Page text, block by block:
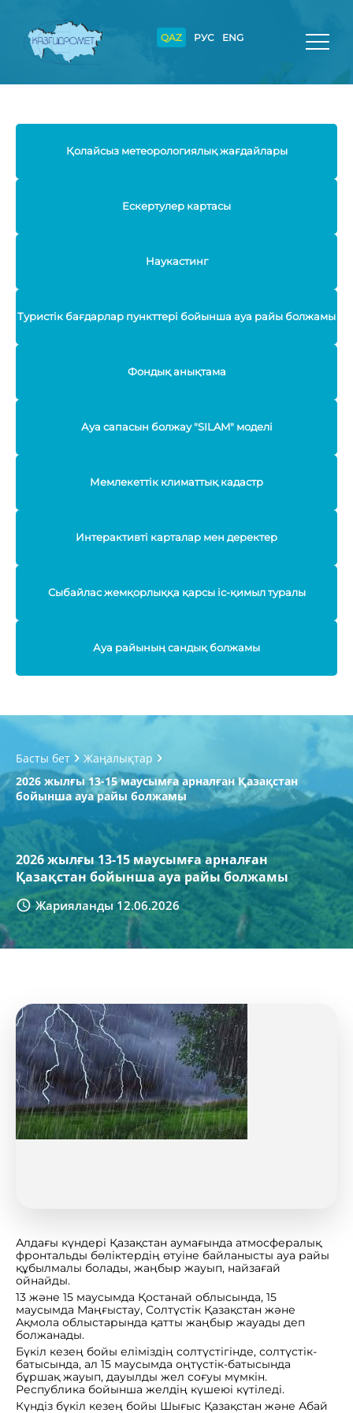
QAZ РУС ENG
Қолайсыз метеорологиялық жағдайлары
Ескертулер картасы
Наукастинг
Туристік бағдарлар пункттері бойынша ауа райы болжамы
Фондық анықтама
Ауа сапасын болжау "SILAM" моделі
Мемлекеттік климаттық кадастр
Интерактивті карталар мен деректер
Сыбайлас жемқорлыққа қарсы іс-қимыл туралы
Ауа райының сандық болжамы
Басты бет
Жаңалықтар
2026 жылғы 13-15 маусымға арналған Қазақстан
бойынша ауа райы болжамы
2026 жылғы 13-15 маусымға арналған
Қазақстан бойынша ауа райы болжамы
Жарияланды 12.06.2026
Алдағы күндері Қазақстан аумағында атмосфералық
фронтальды бөліктердің өтуіне байланысты ауа райы
құбылмалы болады, жаңбыр жауып, найзағай
ойнайды.
13 және 15 маусымда Қостанай облысында, 15
маусымда Маңғыстау, Солтүстік Қазақстан және
Ақмола облыстарында қатты жаңбыр жауады деп
болжанады.
Бүкіл кезең бойы еліміздің солтүстігінде, солтүстік-
батысында, ал 15 маусымда оңтүстік-батысында
бұршақ жауып, дауылды жел соғуы мүмкін.
Республика бойынша желдің күшеюі күтіледі.
Күндіз бүкіл кезең бойы Шығыс Қазақстан және Абай